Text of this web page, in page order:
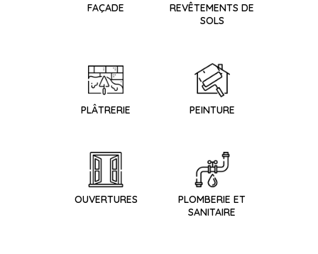
FAÇADE
REVÊTEMENTS DE
SOLS
PLÂTRERIE PEINTURE
OUVERTURES
PLOMBERIE ET
SANITAIRE